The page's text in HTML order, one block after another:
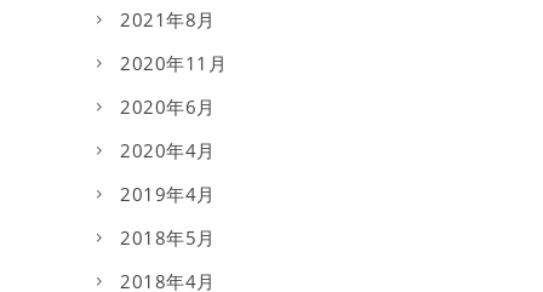
2021年8月
2020年11月
2020年6月
2020年4月
2019年4月
2018年5月
2018年4月